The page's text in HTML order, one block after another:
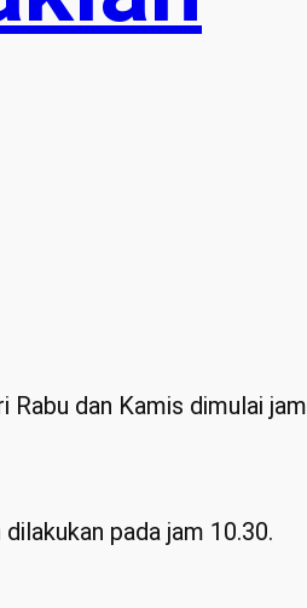
dan Kamis dimulai jam
pada jam 10.30.